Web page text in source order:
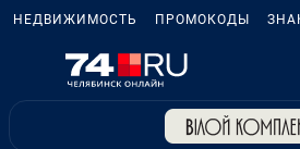
НЕДВИЖИМОСТЬ ПРОМОКОДЫ